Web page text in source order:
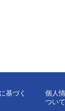
基づく
個人
ついて